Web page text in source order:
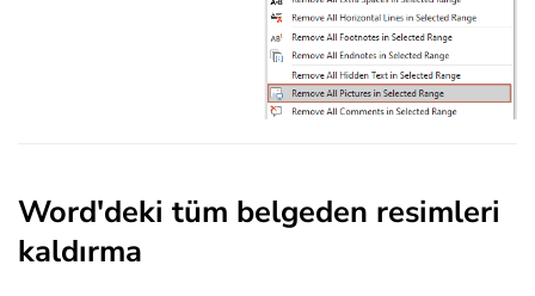
Word'deki tüm belgeden resimleri
kaldırma